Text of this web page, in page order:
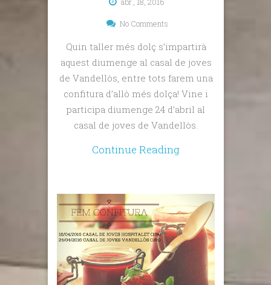
No Comments
Quin taller més dolç s’impartirà
aquest diumenge al casal de joves
de Vandellòs, entre tots farem una
confitura d’allò més dolça! Vine i
participa diumenge 24 d’abril al
casal de joves de Vandellòs.
Continue Reading